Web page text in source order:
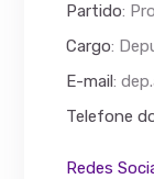
Partido:
Cargo:
E-mail:
Telefone
Redes